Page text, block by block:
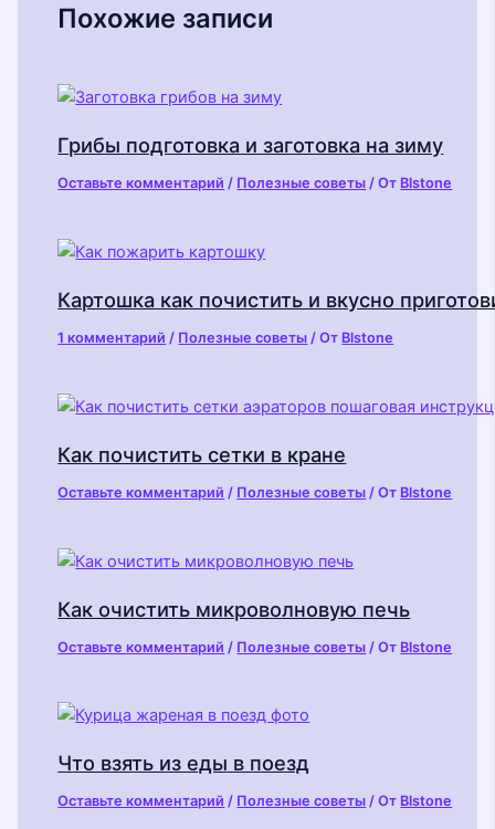
Похожие записи
Грибы подготовка и заготовка на зиму
Оставьте комментарий / Полезные советы / От Blstone
Картошка как почистить и вкусно
1 комментарий / Полезные советы / От Blstone
Как почистить сетки в кране
Оставьте комментарий / Полезные советы / От Blstone
Как очистить микроволновую печь
Оставьте комментарий / Полезные советы / От Blstone
Что взять из еды в поезд
Оставьте комментарий / Полезные советы / От Blstone